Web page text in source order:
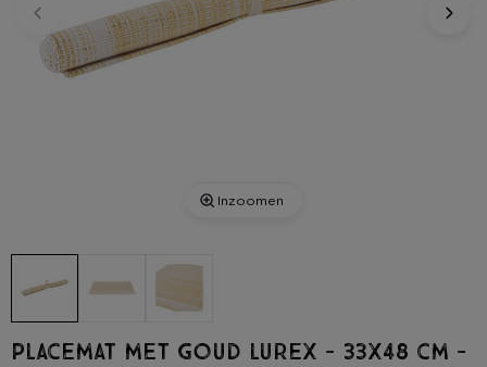
Inzoomen
Placemat met goud lurex - 33x48 cm -